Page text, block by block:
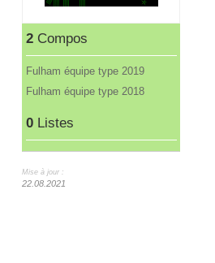
2Compos
Fulham équipe type 2019
Fulham équipe type 2018
0Listes
Mise à jour :
22.08.2021